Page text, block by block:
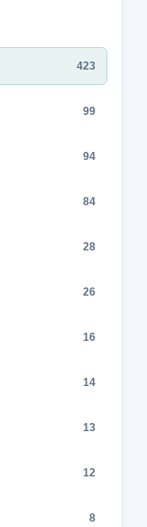
423
99
94
84
28
26
16
14
13
12
8